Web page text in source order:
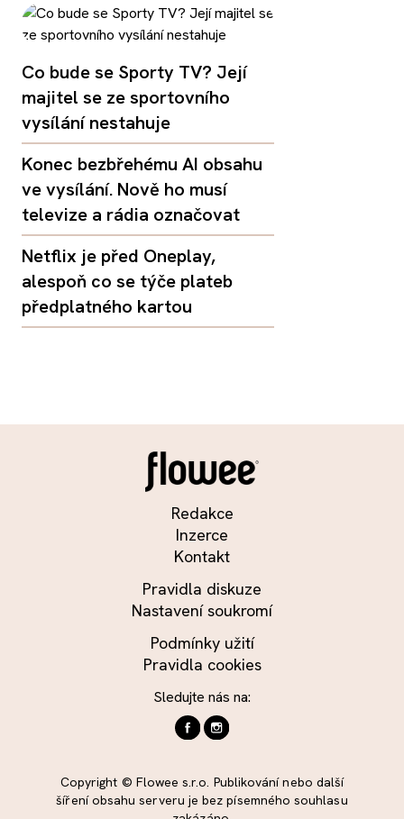
Co bude se Sporty TV? Její
majitel se ze sportovního
vysílání nestahuje
Konec bezbřehému AI obsahu
ve vysílání. Nově ho musí
televize a rádia označovat
Netflix je před Oneplay,
alespoň co se týče plateb
předplatného kartou
Redakce
Inzerce
Kontakt
Pravidla diskuze
Nastavení soukromí
Podmínky užití
Pravidla cookies
Sledujte nás na:
Copyright © Flowee s.r.o. Publikování nebo další
šíření obsahu serveru je bez písemného souhlasu